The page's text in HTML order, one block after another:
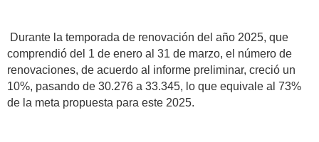
Durante la temporada de renovación del año 2025, que
comprendió del 1 de enero al 31 de marzo, el número de
renovaciones, de acuerdo al informe preliminar, creció un
10%, pasando de 30.276 a 33.345, lo que equivale al 73%
de la meta propuesta para este 2025.